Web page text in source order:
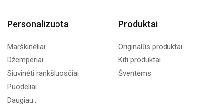
Personalizuota
Marškinėliai
Džemperiai
Siuvinėti rankšluosčiai
Puodeliai
Daugiau...
Produktai
Originalūs produktai
Kiti produktai
Šventėms